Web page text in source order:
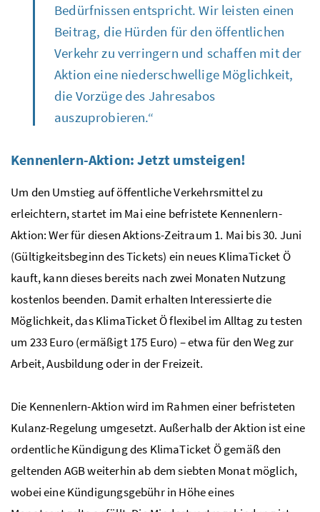
Bedürfnissen entspricht. Wir leisten einen
Beitrag, die Hürden für den öffentlichen
Verkehr zu verringern und schaffen mit der
Aktion eine niederschwellige Möglichkeit,
die Vorzüge des Jahresabos
auszuprobieren.“
Kennenlern-Aktion: Jetzt umsteigen!
Um den Umstieg auf öffentliche Verkehrsmittel zu
erleichtern, startet im Mai eine befristete Kennenlern-
Aktion: Wer für diesen Aktions-Zeitraum 1. Mai bis 30. Juni
(Gültigkeitsbeginn des Tickets) ein neues KlimaTicket Ö
kauft, kann dieses bereits nach zwei Monaten Nutzung
kostenlos beenden. Damit erhalten Interessierte die
Möglichkeit, das KlimaTicket Ö flexibel im Alltag zu testen
um 233 Euro (ermäßigt 175 Euro) – etwa für den Weg zur
Arbeit, Ausbildung oder in der Freizeit.
Die Kennenlern-Aktion wird im Rahmen einer befristeten
Kulanz-Regelung umgesetzt. Außerhalb der Aktion ist eine
ordentliche Kündigung des KlimaTicket Ö gemäß den
geltenden AGBweiterhin ab dem siebten Monat möglich,
wobei eine Kündigungsgebühr in Höhe eines